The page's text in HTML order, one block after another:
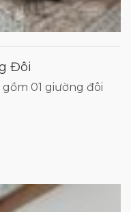
Đôi
01 giường đôi